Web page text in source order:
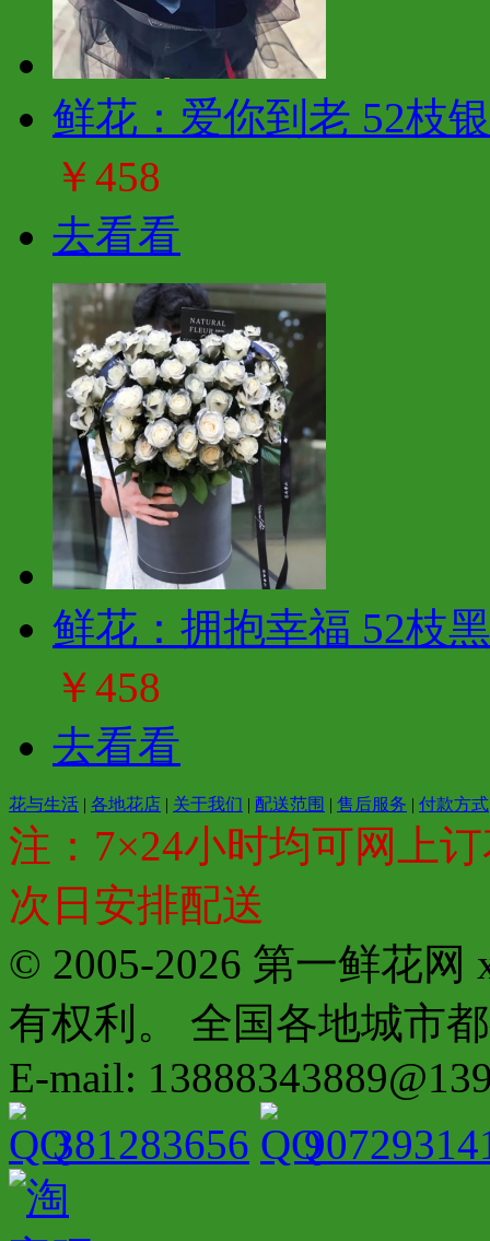
鲜花：爱你到老 52枝
￥458
去看看
鲜花：拥抱幸福 52枝
￥458
去看看
花与生活 | 各地花店 | 关于我们 | 配送范围 | 售后服务 | 付款方式
注：7×24小时均可网上
次日安排配送
© 2005-2026 第一鲜花网
有权利。 全国各地城市
E-mail:
381283656